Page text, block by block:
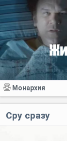
Монархия
Сру сразу